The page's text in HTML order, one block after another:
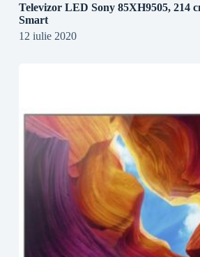
Televizor LED Sony 85XH9505, 214
Smart
12 iulie 2020